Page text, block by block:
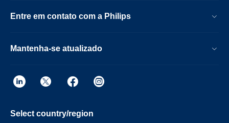
Entre em contato com a Philips
Mantenha-se atualizado
Select country/region